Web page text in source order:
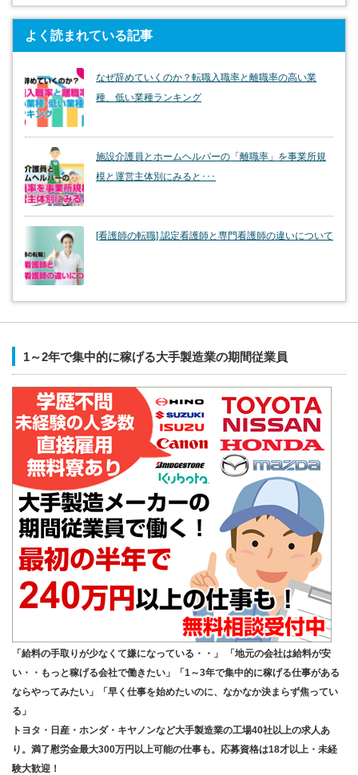
よく読まれている記事
なぜ辞めていくのか？転職入職率と離職率の高い業
種、低い業種ランキング
施設介護員とホームヘルパーの「離職率」を事業所規
模と運営主体別にみると･･･
[看護師の転職] 認定看護師と専門看護師の違いについて
1～2年で集中的に稼げる大手製造業の期間従業員
「給料の手取りが少なくて嫌になっている・・」 「地元の会社は給料が安
い・・もっと稼げる会社で働きたい」「1～3年で集中的に稼げる仕事がある
ならやってみたい」「早く仕事を始めたいのに、なかなか決まらず焦ってい
る」
トヨタ・日産・ホンダ・キヤノンなど大手製造業の工場40社以上の求人あ
り。満了慰労金最大300万円以上可能の仕事も。応募資格は18才以上・未経
験大歓迎！